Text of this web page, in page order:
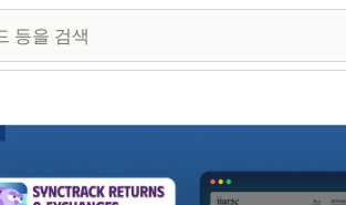
미지 갤러리